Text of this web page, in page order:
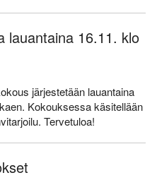
lauantaina 16.11. klo
järjestetään lauantaina
Kokouksessa käsitellään
Tervetuloa!